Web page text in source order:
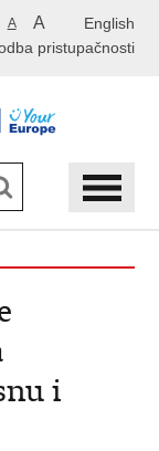
English
A A
pristupačnosti
i